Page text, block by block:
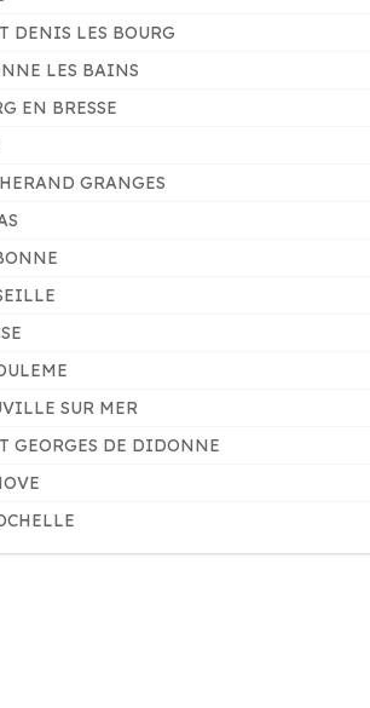
DENIS LES BOURG
LES BAINS
EN BRESSE
GRANGES
SUR MER
GEORGES DE DIDONNE